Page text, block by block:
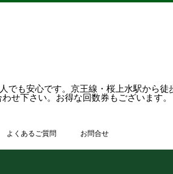
も安心です。京王線・桜上水駅から
せ下さい。お得な回数券もございます。
よくあるご質問 お問合せ